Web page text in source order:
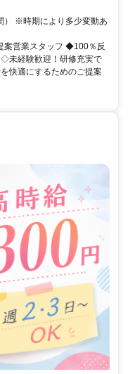
） ※時期により多少変動あ
案営業スタッフ ◆100％反
未経験歓迎！研修充実で
快適にするためのご提案